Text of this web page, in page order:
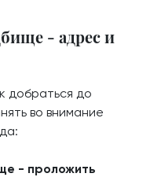
- адрес и
добраться до
во внимание
- проложить